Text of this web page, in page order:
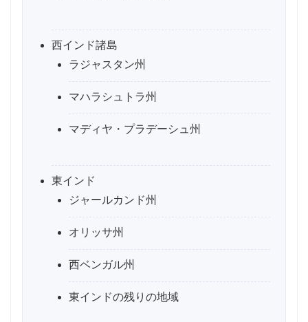
西インド諸島
ラジャスタン州
マハラシュトラ州
マディヤ・プラデーシュ州
東インド
ジャールカンド州
オリッサ州
西ベンガル州
東インドの残りの地域